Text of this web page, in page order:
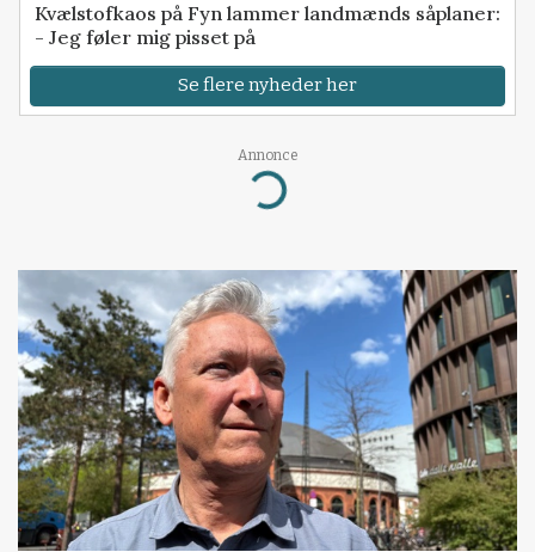
Kvælstofkaos på Fyn lammer landmænds såplaner:
- Jeg føler mig pisset på
Se flere nyheder her
Annonce
Loading...